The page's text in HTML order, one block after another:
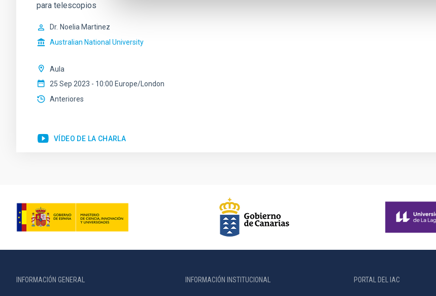
para telescopios
Dr. Noelia Martinez
Australian National University
Aula
25 Sep 2023 - 10:00 Europe/London
Anteriores
VÍDEO DE LA CHARLA
INFORMACIÓN GENERAL INFORMACIÓN INSTITUCIONAL PORTAL DEL IAC